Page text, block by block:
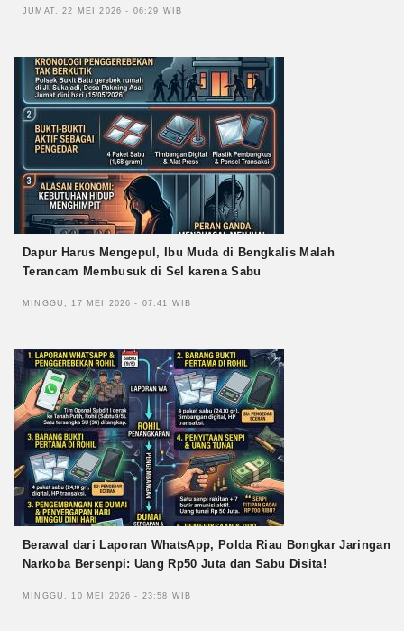
JUMAT, 22 MEI 2026 - 06:29 WIB
Dapur Harus Mengepul, Ibu Muda di Bengkalis Malah
Terancam Membusuk di Sel karena Sabu
MINGGU, 17 MEI 2026 - 07:41 WIB
Berawal dari Laporan WhatsApp, Polda Riau Bongkar Jaringan
Narkoba Bersenpi: Uang Rp50 Juta dan Sabu Disita!
MINGGU, 10 MEI 2026 - 23:58 WIB